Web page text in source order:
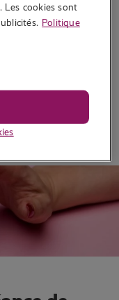
qui décident
dérive vers
Les cookies sont
Politique